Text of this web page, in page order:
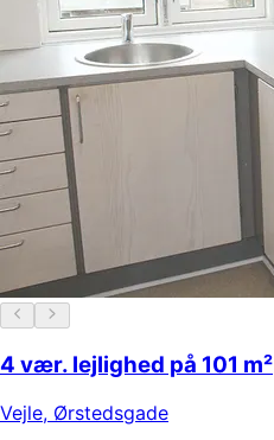
4 vær. lejlighed på 101 m²
Vejle, Ørstedsgade